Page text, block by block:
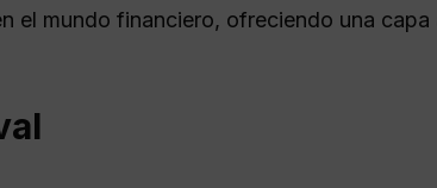
el mundo financiero, ofreciendo una